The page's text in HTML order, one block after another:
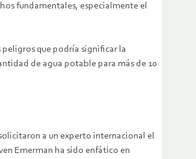
fundamentales, especialmente el
que podría significar la
de agua potable para más de 10
a un experto internacional el
Emerman ha sido enfático en